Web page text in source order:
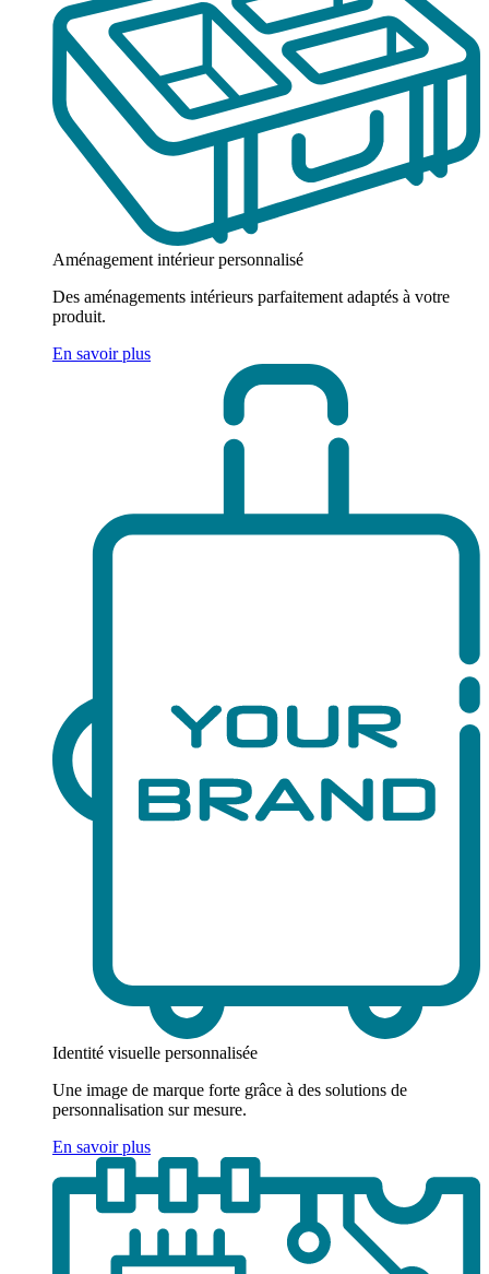
Aménagement intérieur personnalisé
Des aménagements intérieurs parfaitement adaptés à votre
produit.
En savoir plus
Identité visuelle personnalisée
Une image de marque forte grâce à des solutions de
personnalisation sur mesure.
En savoir plus